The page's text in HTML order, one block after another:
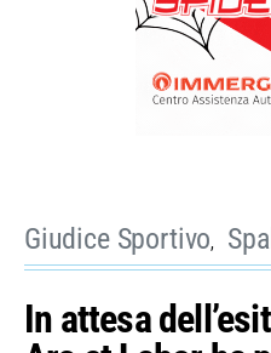
Giudice Sportivo Spal
In attesa